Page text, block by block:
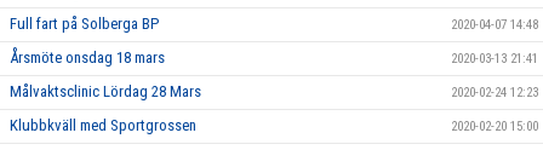
Full fart på Solberga BP 2020-04-07 14:48
Årsmöte onsdag 18 mars 2020-03-13 21:41
Målvaktsclinic Lördag 28 Mars 2020-02-24 12:23
Klubbkväll med Sportgrossen 2020-02-20 15:00